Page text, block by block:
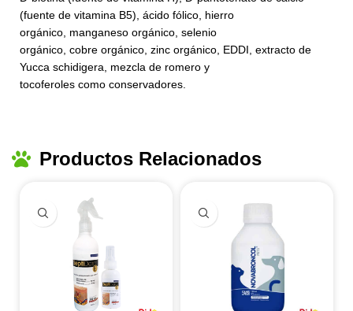
(fuente de vitamina B5), ácido fólico, hierro
orgánico, manganeso orgánico, selenio
orgánico, cobre orgánico, zinc orgánico, EDDI, extracto de
Yucca schidigera, mezcla de romero y
tocoferoles como conservadores.
Productos Relacionados